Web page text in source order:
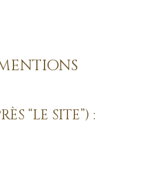
“LE SITE”) :